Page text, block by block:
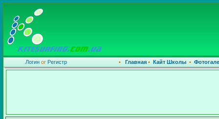
Логин or Регистр • Главная• Кайт Школы •